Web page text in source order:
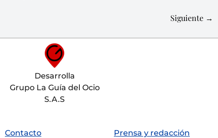
Siguiente →
Desarrolla
Grupo La Guía del Ocio
S.A.S
Contacto
Prensa y redacción